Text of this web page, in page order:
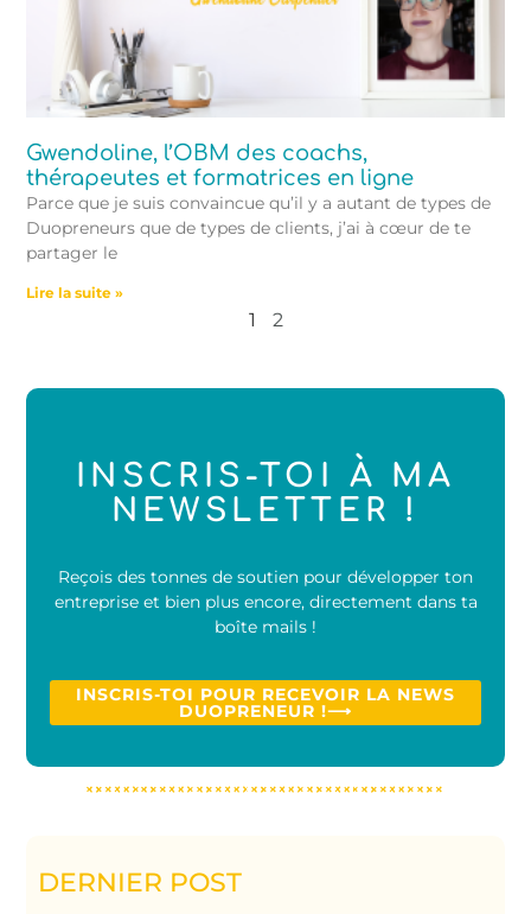
Gwendoline, l’OBM des coachs,
thérapeutes et formatrices en ligne
Parce que je suis convaincue qu’il y a autant de types de
Duopreneurs que de types de clients, j’ai à cœur de te
partager le
Lire la suite »
1 2
INSCRIS-TOI À MA
NEWSLETTER !
Reçois des tonnes de soutien pour développer ton
entreprise et bien plus encore, directement dans ta
boîte mails !
INSCRIS-TOI POUR RECEVOIR LA NEWS
DUOPRENEUR !⟶
DERNIER POST